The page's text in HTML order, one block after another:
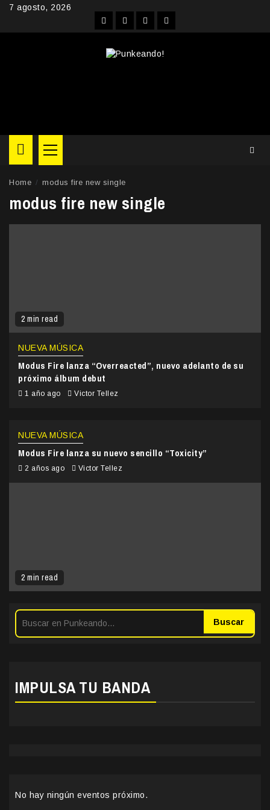
Skip7 agosto, 2026
FacebookInstagram
YouTubeTwitter
Primary
Menu
Home modus fire new single
modus fire new single
2 min read
NUEVA MÚSICA
Modus Fire lanza “Overreacted”, nuevo adelanto de su
próximo álbum debut
1 año ago Victor Tellez
2 min read
NUEVA MÚSICA
Modus Fire lanza su nuevo sencillo “Toxicity”
2 años ago Victor Tellez
Buscar
IMPULSA TU BANDA
No hay ningún eventos próximo.